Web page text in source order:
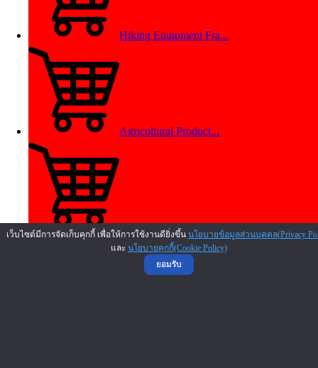
เว็บไซต์มีการจัดเก็บคุกกี้ เพื่อให้การใช้งานดียิ่งขึ้น นโยบายข้อมูลส่วนบุคคล(Privacy
และ นโยบายคุกกี้(Cookie Policy)
ยอมรับ
Hiking Equipment Fra...
Agricultural Product...
Shoe and Leather Fra...